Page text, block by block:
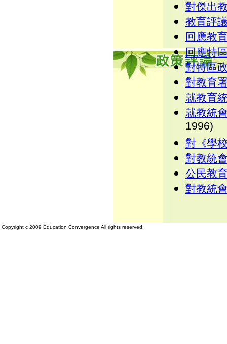
對傑出
教育評
回應教
回應特
對特區
對教育
就教育
就教統
1996)
對《學
對教統
公民教
對教統
Copyright c 2009 Education Convergence All rights reserved.